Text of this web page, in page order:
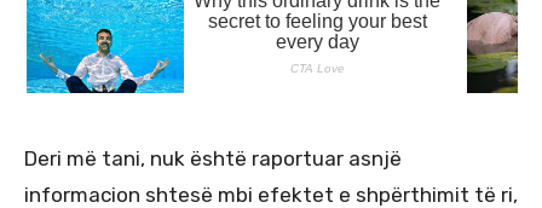
Deri më tani, nuk është raportuar asnjë
informacion shtesë mbi efektet e shpërthimit të ri,